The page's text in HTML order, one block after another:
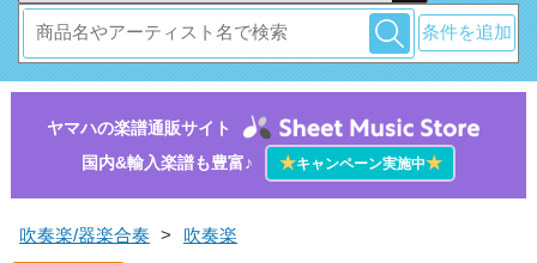
条件を追加
ヤマハの楽譜通販サイト
国内&輸入楽譜も豊富♪
★キャンペーン実施中★
吹奏楽/器楽合奏 > 吹奏楽